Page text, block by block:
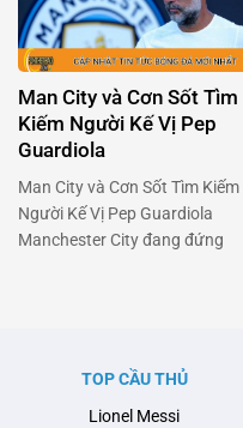
Manchester United. Ông cho
rằng Garnacho, một viên ngọc
sáng giá, đang bị kìm hãm bởi
chính môi trường …
Man City và Cơn Sốt Tìm
Kiếm Người Kế Vị Pep
Guardiola
Man City và Cơn Sốt Tìm Kiếm
Người Kế Vị Pep Guardiola
Manchester City đang đứng
thế lực không thể cản phá tại
TOP CẦU THỦ
Lionel Messi